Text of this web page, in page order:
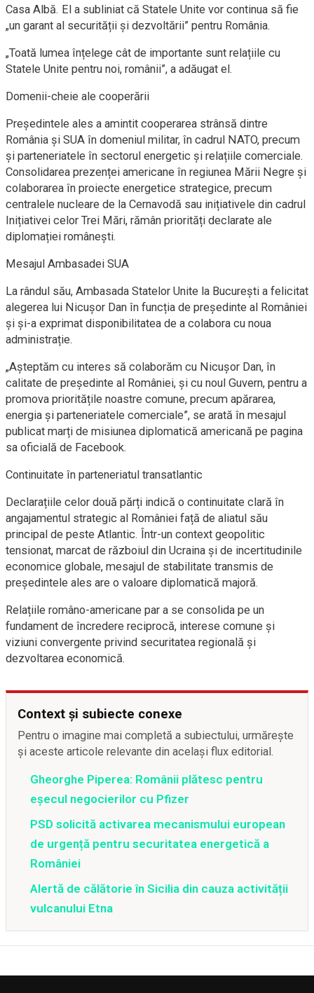
Casa Albă. El a subliniat că Statele Unite vor continua să fie
„un garant al securității și dezvoltării” pentru România.
„Toată lumea înțelege cât de importante sunt relațiile cu
Statele Unite pentru noi, românii”, a adăugat el.
Domenii-cheie ale cooperării
Președintele ales a amintit cooperarea strânsă dintre
România și SUA în domeniul militar, în cadrul NATO, precum
și parteneriatele în sectorul energetic și relațiile comerciale.
Consolidarea prezenței americane în regiunea Mării Negre și
colaborarea în proiecte energetice strategice, precum
centralele nucleare de la Cernavodă sau inițiativele din cadrul
Inițiativei celor Trei Mări, rămân priorități declarate ale
diplomației românești.
Mesajul Ambasadei SUA
La rândul său, Ambasada Statelor Unite la București a felicitat
alegerea lui Nicușor Dan în funcția de președinte al României
și și-a exprimat disponibilitatea de a colabora cu noua
administrație.
„Așteptăm cu interes să colaborăm cu Nicușor Dan, în
calitate de președinte al României, și cu noul Guvern, pentru a
promova prioritățile noastre comune, precum apărarea,
energia și parteneriatele comerciale”, se arată în mesajul
publicat marți de misiunea diplomatică americană pe pagina
sa oficială de Facebook.
Continuitate în parteneriatul transatlantic
Declarațiile celor două părți indică o continuitate clară în
angajamentul strategic al României față de aliatul său
principal de peste Atlantic. Într-un context geopolitic
tensionat, marcat de războiul din Ucraina și de incertitudinile
economice globale, mesajul de stabilitate transmis de
președintele ales are o valoare diplomatică majoră.
Relațiile româno-americane par a se consolida pe un
fundament de încredere reciprocă, interese comune și
viziuni convergente privind securitatea regională și
dezvoltarea economică.
Context și subiecte conexe
Pentru o imagine mai completă a subiectului, urmărește
și aceste articole relevante din același flux editorial.
Gheorghe Piperea: Românii plătesc pentru
eșecul negocierilor cu Pfizer
PSD solicită activarea mecanismului european
de urgență pentru securitatea energetică a
României
Alertă de călătorie în Sicilia din cauza activității
vulcanului Etna